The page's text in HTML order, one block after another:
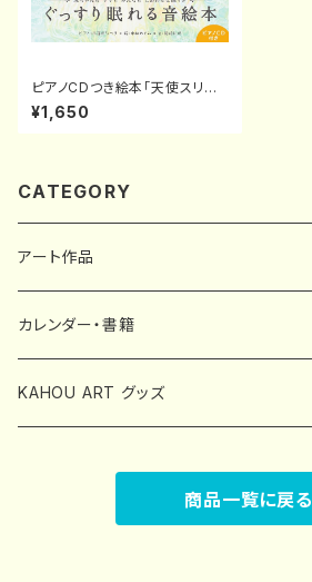
ピアノCDつき絵本「天使スリー
ピーの世界子守歌めぐり」（発
行：日本文芸社）
¥1,650
CATEGORY
アート作品
カレンダー・書籍
中林可寶カレンダー
KAHOU ART グッズ
商品一覧に戻る